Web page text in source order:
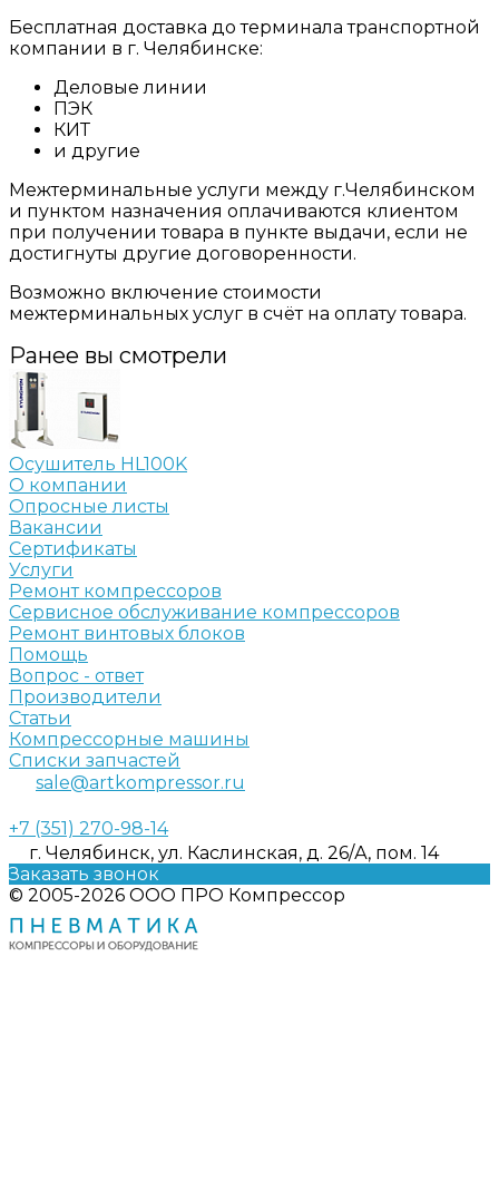
Бесплатная доставка до терминала транспортной
компании в г. Челябинске:
Деловые линии
ПЭК
КИТ
и другие
Межтерминальные услуги между г.Челябинском
и пунктом назначения оплачиваются клиентом
при получении товара в пункте выдачи, если не
достигнуты другие договоренности.
Возможно включение стоимости
межтерминальных услуг в счёт на оплату товара.
Ранее вы смотрели
Осушитель HL100K
О компании
Опросные листы
Вакансии
Сертификаты
Услуги
Ремонт компрессоров
Сервисное обслуживание компрессоров
Ремонт винтовых блоков
Помощь
Вопрос - ответ
Производители
Статьи
Компрессорные машины
Списки запчастей
sale@artkompressor.ru
+7 (351) 270-98-14
г. Челябинск, ул. Каслинская, д. 26/А, пом. 14
Заказать звонок
© 2005-2026 ООО ПРО Компрессор